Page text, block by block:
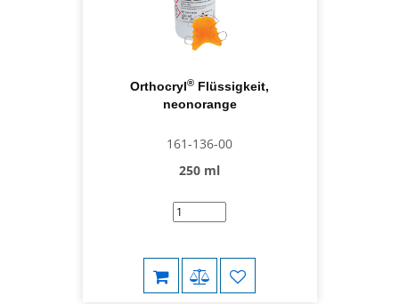
Orthocryl® Flüssigkeit,
neonorange
161-136-00
250 ml